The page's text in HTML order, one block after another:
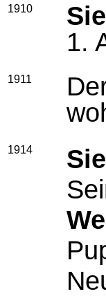
1910
1.
1911
1914